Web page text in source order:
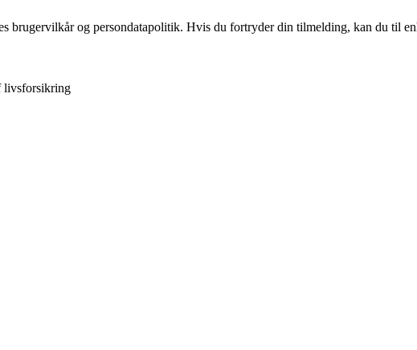
brugervilkår og persondatapolitik. Hvis du fortryder din tilmelding, kan du til
livsforsikring